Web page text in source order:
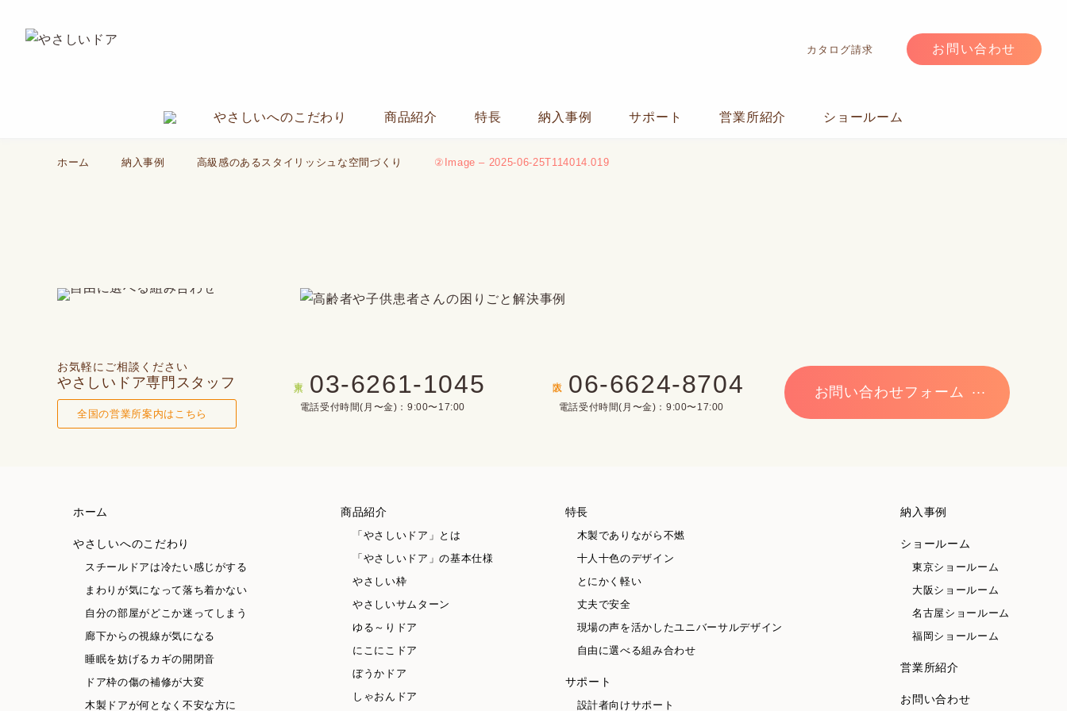
カタログ請求 お問い合わせ
やさしいへのこだわり 商品紹介 特長 納入事例 サポート 営業所紹介 ショールーム
ホーム 納入事例 高級感のあるスタイリッシュな空間づくり ②Image – 2025-06-25T114014.019
お気軽にご相談ください
やさしいドア専門スタッフ
全国の営業所案内はこちら
03-6261-1045
電話受付時間(月〜金)：9:00〜17:00
06-6624-8704
電話受付時間(月〜金)：9:00〜17:00
お問い合わせフォーム
ホーム
やさしいへのこだわり
スチールドアは冷たい感じがする
まわりが気になって落ち着かない
自分の部屋がどこか迷ってしまう
廊下からの視線が気になる
睡眠を妨げるカギの開閉音
ドア枠の傷の補修が大変
木製ドアが何となく不安な方に
商品紹介
「やさしいドア」とは
「やさしいドア」の基本仕様
やさしい枠
やさしいサムターン
ゆる～りドア
にこにこドア
ぼうかドア
しゃおんドア
特長
木製でありながら不燃
十人十色のデザイン
とにかく軽い
丈夫で安全
現場の声を活かしたユニバーサルデザイン
自由に選べる組み合わせ
サポート
設計者向けサポート
納入事例
ショールーム
東京ショールーム
大阪ショールーム
名古屋ショールーム
福岡ショールーム
営業所紹介
お問い合わせ